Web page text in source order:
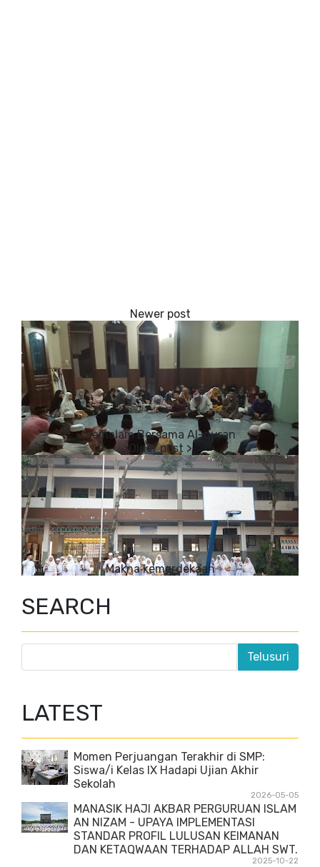
Semalam Bersama Al-quran
Makna kemerdekaan
SEARCH
LATEST
Momen Perjuangan Terakhir di SMP:
Siswa/i Kelas IX Hadapi Ujian Akhir
Sekolah
2026-05-05
MANASIK HAJI AKBAR PERGURUAN ISLAM
AN NIZAM - UPAYA IMPLEMENTASI
STANDAR PROFIL LULUSAN KEIMANAN
DAN KETAQWAAN TERHADAP ALLAH SWT.
2025-10-22